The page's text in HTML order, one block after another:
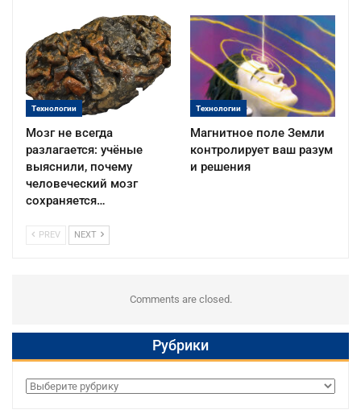
Технологии
Мозг не всегда
разлагается: учёные
выяснили, почему
человеческий мозг
сохраняется…
Технологии
Магнитное поле Земли
контролирует ваш разум
и решения
PREV NEXT
Comments are closed.
Рубрики
Рубрики